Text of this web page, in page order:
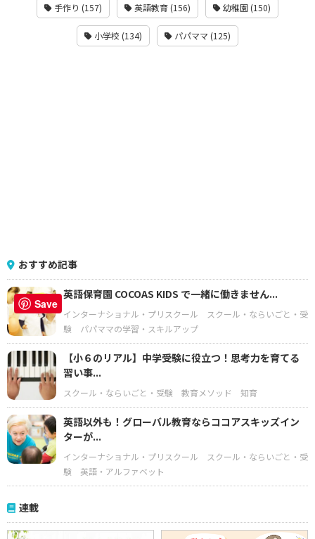
手作り (157) 英語教育 (156) 幼稚園 (150)
小学校 (134) パパママ (125)
おすすめ記事
英語保育園 COCOAS KIDS で一緒に働きません...
インターナショナル・プリスクール
スクール・ならいごと・受
験
パパママの学習・スキルアップ
【小６のリアル】中学受験に役立つ！思考力を育てる
習い事...
スクール・ならいごと・受験 教育メソッド 知育
英語以外も！グローバル教育ならココアスキッズイン
ターが...
インターナショナル・プリスクール
スクール・ならいごと・受
験
英語・アルファベット
連載
Save